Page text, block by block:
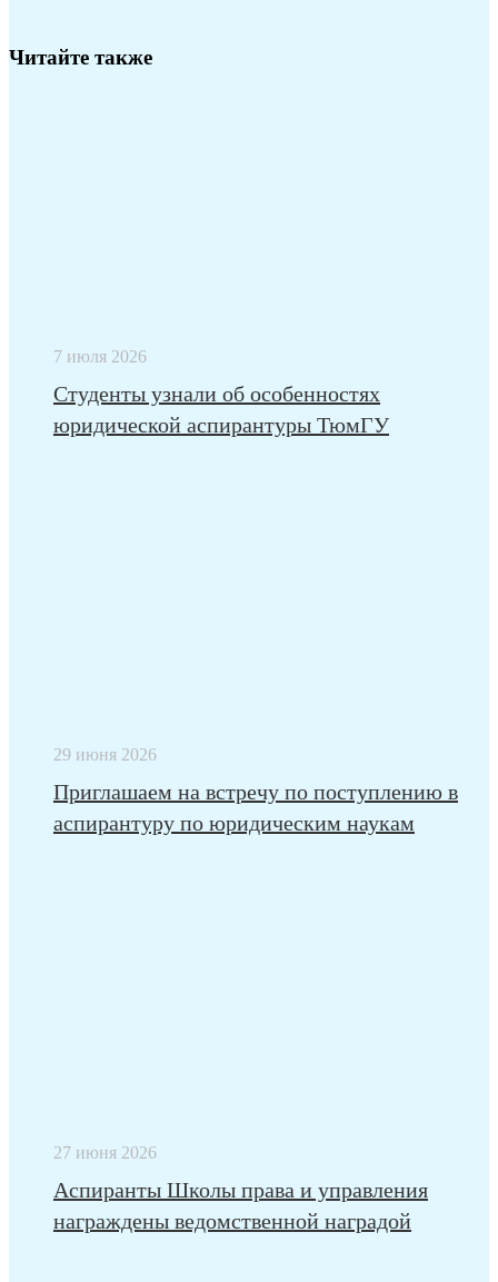
Читайте также
7 июля 2026
Студенты узнали об особенностях
юридической аспирантуры ТюмГУ
29 июня 2026
Приглашаем на встречу по поступлению в
аспирантуру по юридическим наукам
27 июня 2026
Аспиранты Школы права и управления
награждены ведомственной наградой